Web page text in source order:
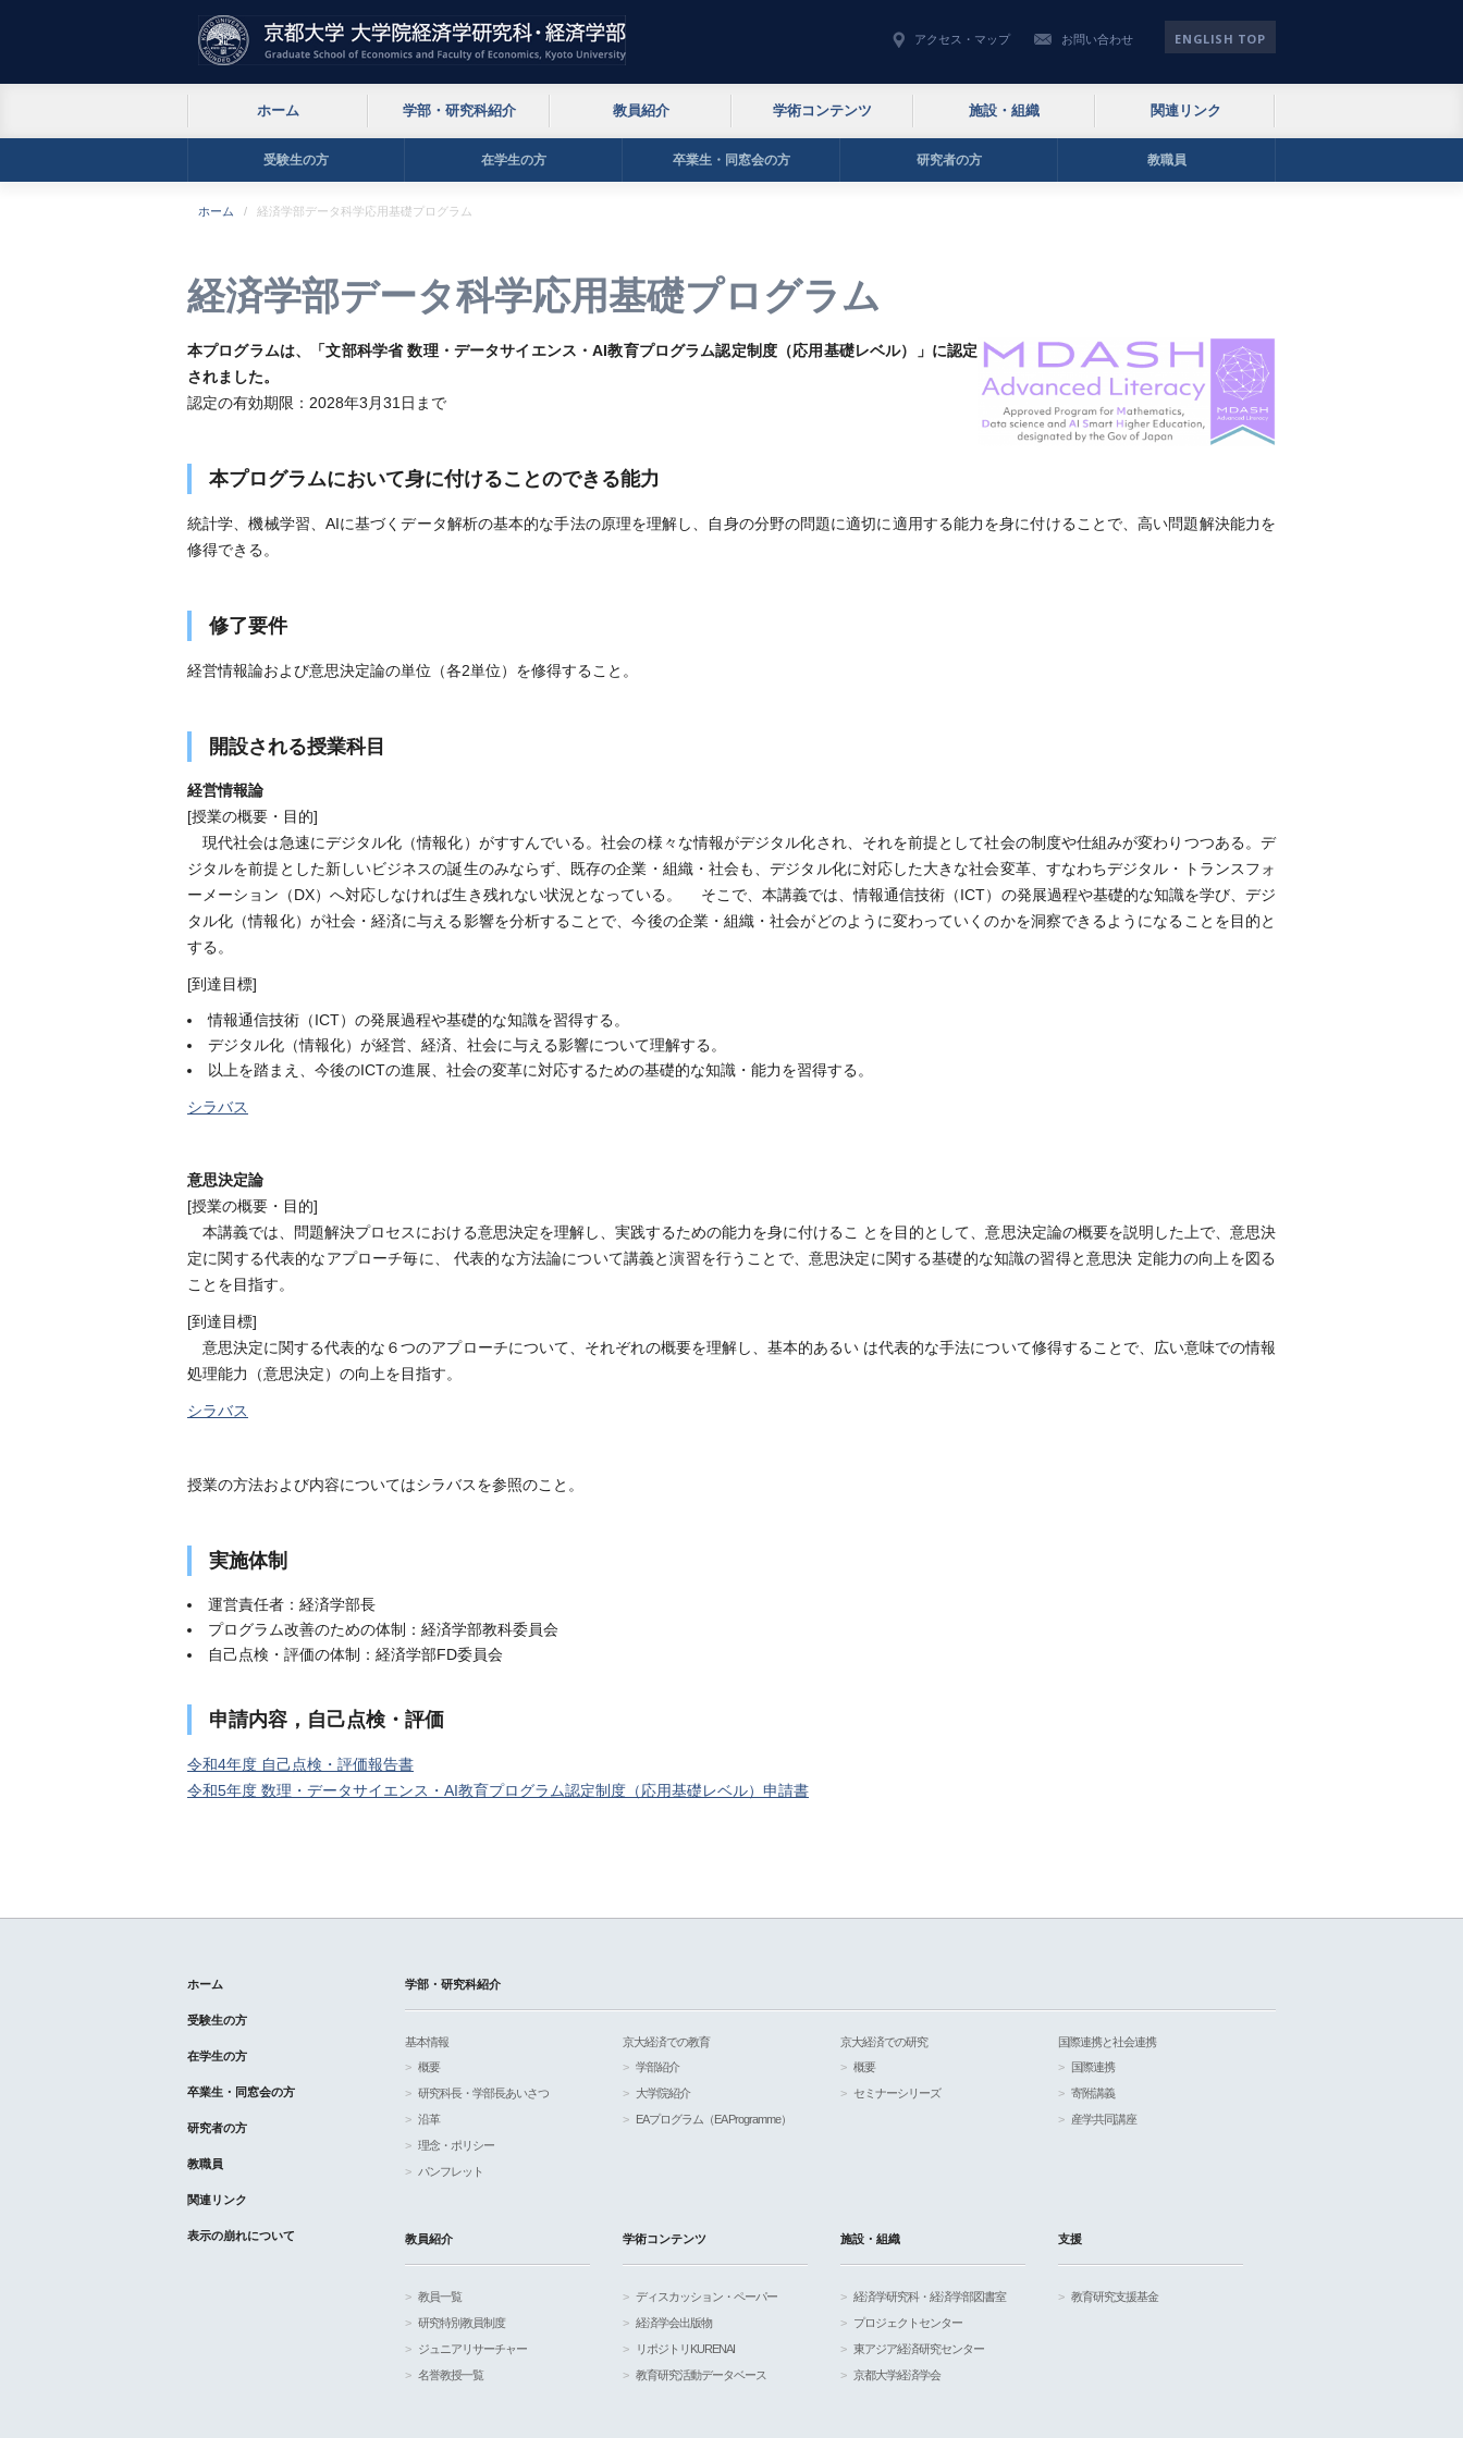
アクセス・マップ お問い合わせ ENGLISH TOP
ホーム 学部・研究科紹介 教員紹介 学術コンテンツ 施設・組織 関連リンク
受験生の方 在学生の方 卒業生・同窓会の方 研究者の方 教職員
ホーム 経済学部データ科学応用基礎プログラム
経済学部データ科学応用基礎プログラム
本プログラムは、「文部科学省 数理・データサイエンス・AI教育プログラム認定制度（応用基礎レベル）」に認定
されました。
認定の有効期限：2028年3月31日まで
本プログラムにおいて身に付けることのできる能力
統計学、機械学習、AIに基づくデータ解析の基本的な手法の原理を理解し、自身の分野の問題に適切に適用する能力を身に付けることで、高い問題解決能力を
修得できる。
修了要件
経営情報論および意思決定論の単位（各2単位）を修得すること。
開設される授業科目
経営情報論
[授業の概要・目的]
現代社会は急速にデジタル化（情報化）がすすんでいる。社会の様々な情報がデジタル化され、それを前提として社会の制度や仕組みが変わりつつある。デ
ジタルを前提とした新しいビジネスの誕生のみならず、既存の企業・組織・社会も、デジタル化に対応した大きな社会変革、すなわちデジタル・トランスフォ
ーメーション（DX）へ対応しなければ生き残れない状況となっている。 そこで、本講義では、情報通信技術（ICT）の発展過程や基礎的な知識を学び、デジ
タル化（情報化）が社会・経済に与える影響を分析することで、今後の企業・組織・社会がどのように変わっていくのかを洞察できるようになることを目的と
する。
[到達目標]
情報通信技術（ICT）の発展過程や基礎的な知識を習得する。
デジタル化（情報化）が経営、経済、社会に与える影響について理解する。
以上を踏まえ、今後のICTの進展、社会の変革に対応するための基礎的な知識・能力を習得する。
シラバス
意思決定論
[授業の概要・目的]
本講義では、問題解決プロセスにおける意思決定を理解し、実践するための能力を身に付けるこ とを目的として、意思決定論の概要を説明した上で、意思決
定に関する代表的なアプローチ毎に、 代表的な方法論について講義と演習を行うことで、意思決定に関する基礎的な知識の習得と意思決 定能力の向上を図る
ことを目指す。
[到達目標]
意思決定に関する代表的な６つのアプローチについて、それぞれの概要を理解し、基本的あるい は代表的な手法について修得することで、広い意味での情報
処理能力（意思決定）の向上を目指す。
シラバス
授業の方法および内容についてはシラバスを参照のこと。
実施体制
運営責任者：経済学部長
プログラム改善のための体制：経済学部教科委員会
自己点検・評価の体制：経済学部FD委員会
申請内容，自己点検・評価
令和4年度 自己点検・評価報告書
令和5年度 数理・データサイエンス・AI教育プログラム認定制度（応用基礎レベル）申請書
ホーム
受験生の方
在学生の方
卒業生・同窓会の方
研究者の方
教職員
関連リンク
表示の崩れについて
学部・研究科紹介
基本情報
概要
研究科長・学部長あいさつ
沿革
理念・ポリシー
パンフレット
京大経済での教育
学部紹介
大学院紹介
EAプログラム（EA Programme）
京大経済での研究
概要
セミナーシリーズ
国際連携と社会連携
国際連携
寄附講義
産学共同講座
教員紹介
教員一覧
研究特別教員制度
ジュニアリサーチャー
名誉教授一覧
学術コンテンツ
ディスカッション・ペーパー
経済学会出版物
リポジトリKURENAI
教育研究活動データベース
施設・組織
経済学研究科・経済学部図書室
プロジェクトセンター
東アジア経済研究センター
京都大学経済学会
支援
教育研究支援基金